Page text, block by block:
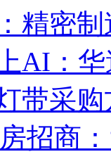
精密
AI：
带采
招商